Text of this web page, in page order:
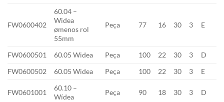
FW0600402
60.04 –
Widea
ømenos rol
55mm
Peça 77 16 30 3 E
FW0600501 60.05 Widea Peça 100 22 30 3
D
FW0600502
60.05 Widea Peça 100 22 30 3 E
FW0601001
60.10 –
Wídea
Peça 90 18 30 3 D